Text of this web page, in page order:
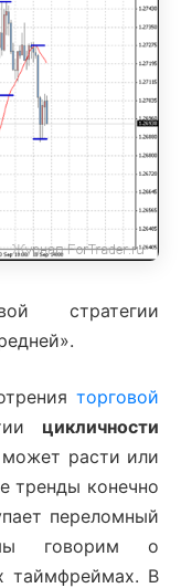
стратегии
торговой
цикличности
расти или
тренды конечно
переломный
говорим о
таймфреймах. В